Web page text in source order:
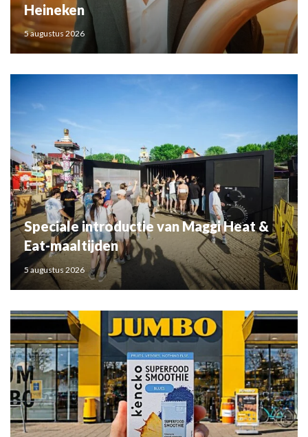
Heineken
5 augustus 2026
Speciale introductie van Maggi Heat &
Eat-maaltijden
5 augustus 2026